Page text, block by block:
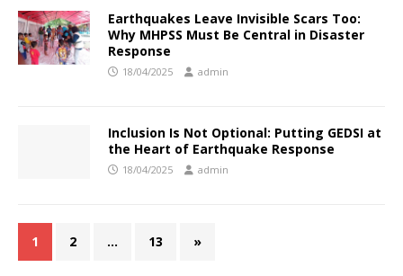
Earthquakes Leave Invisible Scars Too:
Why MHPSS Must Be Central in Disaster
Response
18/04/2025 admin
Inclusion Is Not Optional: Putting GEDSI at
the Heart of Earthquake Response
18/04/2025 admin
1 2 … 13 »